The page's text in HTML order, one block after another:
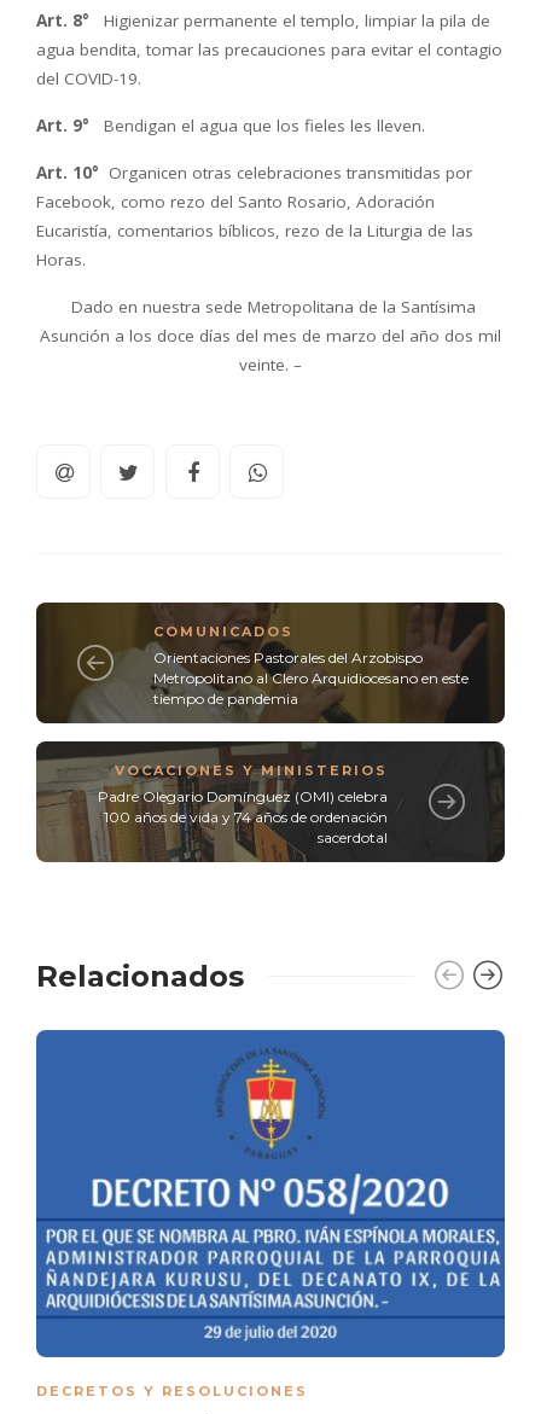
Art. 8° Higienizar permanente el templo, limpiar la pila de
agua bendita, tomar las precauciones para evitar el contagio
del COVID-19.
Art. 9° Bendigan el agua que los fieles les lleven.
Art. 10° Organicen otras celebraciones transmitidas por
Facebook, como rezo del Santo Rosario, Adoración
Eucaristía, comentarios bíblicos, rezo de la Liturgia de las
Horas.
Dado en nuestra sede Metropolitana de la Santísima
Asunción a los doce días del mes de marzo del año dos mil
veinte. –
COMUNICADOS
Orientaciones Pastorales del Arzobispo
Metropolitano al Clero Arquidiocesano en este
tiempo de pandemia
VOCACIONES Y MINISTERIOS
Padre Olegario Domínguez (OMI) celebra
100 años de vida y 74 años de ordenación
sacerdotal
Relacionados
DECRETOS Y RESOLUCIONES